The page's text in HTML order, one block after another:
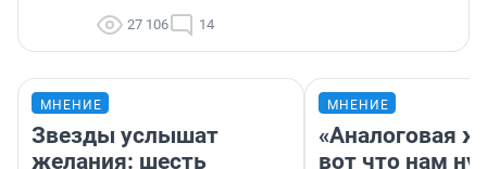
27 106 14
МНЕНИЕ
Звезды услышат
желания: шесть
МНЕНИЕ
«Аналоговая
вот что нам